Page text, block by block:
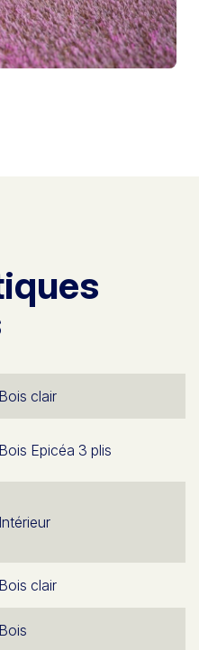
Bois clair
Bois Epicéa 3 plis
Intérieur
Bois clair
Bois